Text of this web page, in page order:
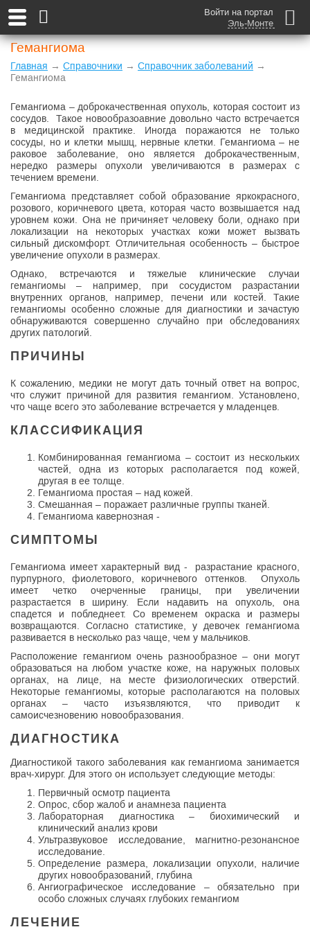
Войти на портал
Эль-Монте
Гемангиома
Главная → Справочники → Справочник заболеваний →
Гемангиома
Гемангиома – доброкачественная опухоль, которая состоит из
сосудов. Такое новообразоавние довольно часто встречается
в медицинской практике. Иногда поражаются не только
сосуды, но и клетки мышц, нервные клетки. Гемангиома – не
раковое заболевание, оно является доброкачественным,
нередко размеры опухоли увеличиваются в размерах с
течением времени.
Гемангиома представляет собой образование яркокрасного,
розового, коричневого цвета, которая часто возвышается над
уровнем кожи. Она не причиняет человеку боли, однако при
локализации на некоторых участках кожи может вызвать
сильный дискомфорт. Отличительная особенность – быстрое
увеличение опухоли в размерах.
Однако, встречаются и тяжелые клинические случаи
гемангиомы – например, при сосудистом разрастании
внутренних органов, например, печени или костей. Такие
гемангиомы особенно сложные для диагностики и зачастую
обнаруживаются совершенно случайно при обследованиях
других патологий.
ПРИЧИНЫ
К сожалению, медики не могут дать точный ответ на вопрос,
что служит причиной для развития гемангиом. Установлено,
что чаще всего это заболевание встречается у младенцев.
КЛАССИФИКАЦИЯ
Комбинированная гемангиома – состоит из нескольких
частей, одна из которых располагается под кожей,
другая в ее толще.
Гемангиома простая – над кожей.
Смешанная – поражает различные группы тканей.
Гемангиома кавернозная -
СИМПТОМЫ
Гемангиома имеет характерный вид - разрастание красного,
пурпурного, фиолетового, коричневого оттенков. Опухоль
имеет четко очерченные границы, при увеличении
разрастается в ширину. Если надавить на опухоль, она
спадется и побледнеет. Со временем окраска и размеры
возвращаются. Согласно статистике, у девочек гемангиома
развивается в несколько раз чаще, чем у мальчиков.
Расположение гемангиом очень разнообразное – они могут
образоваться на любом участке коже, на наружных половых
органах, на лице, на месте физиологических отверстий.
Некоторые гемангиомы, которые располагаются на половых
органах – часто изъязвляются, что приводит к
самоисчезновению новообразования.
ДИАГНОСТИКА
Диагностикой такого заболевания как гемангиома занимается
врач-хирург. Для этого он использует следующие методы:
Первичный осмотр пациента
Опрос, сбор жалоб и анамнеза пациента
Лабораторная диагностика – биохимический и
клинический анализ крови
Ультразвуковое исследование, магнитно-резонансное
исследование.
Определение размера, локализации опухоли, наличие
других новообразований, глубина
Ангиографическое исследование – обязательно при
особо сложных случаях глубоких гемангиом
ЛЕЧЕНИЕ